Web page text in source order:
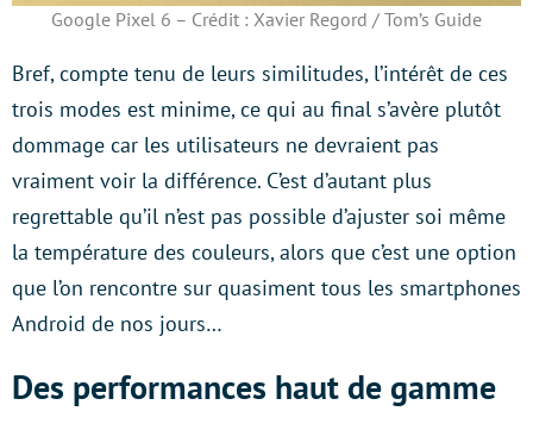
Google Pixel 6 – Crédit : Xavier Regord / Tom’s Guide
Bref, compte tenu de leurs similitudes, l’intérêt de ces
trois modes est minime, ce qui au final s’avère plutôt
dommage car les utilisateurs ne devraient pas
vraiment voir la différence. C’est d’autant plus
regrettable qu’il n’est pas possible d’ajuster soi même
la température des couleurs, alors que c’est une option
que l’on rencontre sur quasiment tous les smartphones
Android de nos jours…
Des performances haut de gamme